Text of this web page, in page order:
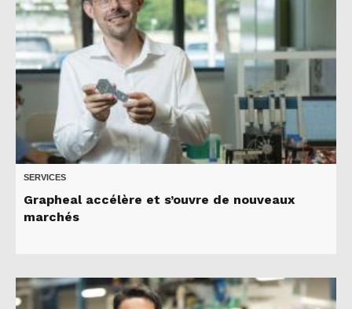
SERVICES
Grapheal accélère et s’ouvre de nouveaux
marchés